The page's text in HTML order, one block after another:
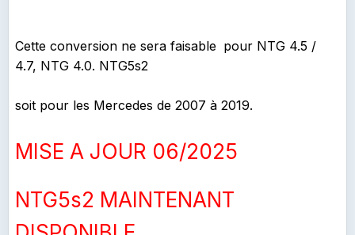
Cette conversion ne sera faisable pour NTG 4.5 /
4.7, NTG 4.0. NTG5s2
soit pour les Mercedes de 2007 à 2019.
MISE A JOUR 06/2025
NTG5s2 MAINTENANT